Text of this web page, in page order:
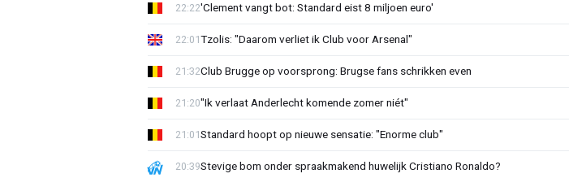
'Clement vangt bot: Standard eist 8 miljoen euro'
22:22
Tzolis: "Daarom verliet ik Club voor Arsenal"
22:01
Club Brugge op voorsprong: Brugse fans schrikken even
21:32
"Ik verlaat Anderlecht komende zomer niét"
21:20
Standard hoopt op nieuwe sensatie: "Enorme club"
21:01
Stevige bom onder spraakmakend huwelijk Cristiano Ronaldo?
20:39